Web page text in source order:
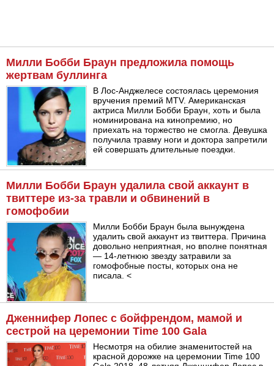
Милли Бобби Браун предложила помощь
жертвам буллинга
В Лос-Анджелесе состоялась церемония
вручения премий MTV. Американская
актриса Милли Бобби Браун, хоть и была
номинирована на кинопремию, но
приехать на торжество не смогла. Девушка
получила травму ноги и доктора запретили
ей совершать длительные поездки.
Милли Бобби Браун удалила свой аккаунт в
твиттере из-за травли и обвинений в
гомофобии
Милли Бобби Браун была вынуждена
удалить свой аккаунт из твиттера. Причина
довольно неприятная, но вполне понятная
— 14-летнюю звезду затравили за
гомофобные посты, которых она не
писала. <
Дженнифер Лопес с бойфрендом, мамой и
сестрой на церемонии Time 100 Gala
Несмотря на обилие знаменитостей на
красной дорожке на церемонии Time 100